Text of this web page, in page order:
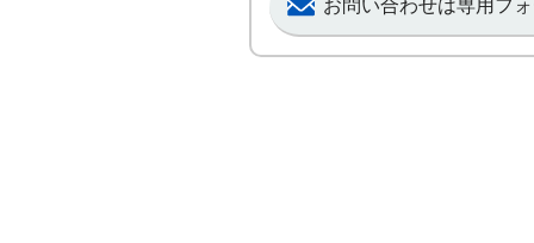
お問い合わせは専用フ